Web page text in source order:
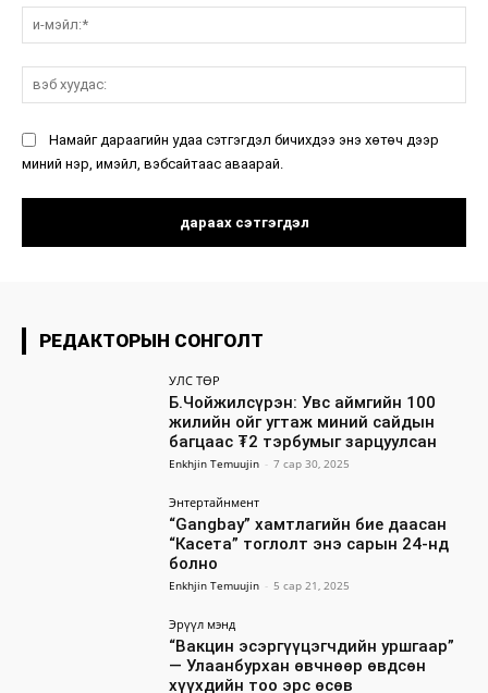
Намайг дараагийн удаа сэтгэгдэл бичихдээ энэ хөтөч дээр
миний нэр, имэйл, вэбсайтаас аваарай.
РЕДАКТОРЫН СОНГОЛТ
УЛС ТӨР
Б.Чойжилсүрэн: Увс аймгийн 100
жилийн ойг угтаж миний сайдын
багцаас ₮2 тэрбумыг зарцуулсан
Enkhjin Temuujin - 7 сар 30, 2025
Энтертайнмент
“Gangbay” хамтлагийн бие даасан
“Касета” тоглолт энэ сарын 24-нд
болно
Enkhjin Temuujin - 5 сар 21, 2025
Эрүүл мэнд
“Вакцин эсэргүүцэгчдийн уршгаар”
— Улаанбурхан өвчнөөр өвдсөн
хүүхдийн тоо эрс өсөв